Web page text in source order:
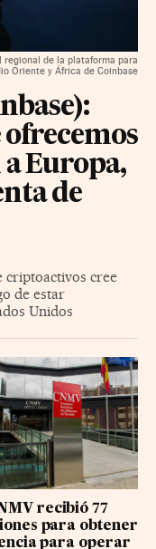
de la plataforma para
Oriente y África de Coinbase
ofrecemos
Europa,
de
criptoactivos cree
de estar
Unidos
recibió 77
para obtener
para operar